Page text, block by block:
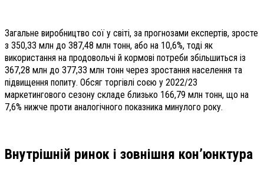
Загальне виробництво сої у світі, за прогнозами експертів, зросте
з 350,33 млн до 387,48 млн тонн, або на 10,6%, тоді як
використання на продовольчі й кормові потреби збільшиться із
367,28 млн до 377,33 млн тонн через зростання населення та
підвищення попиту. Обсяг торгівлі соєю у 2022/23
маркетингового сезону складе близько 166,79 млн тонн, що на
7,6% нижче проти аналогічного показника минулого року.
Внутрішній ринок і зовнішня кон’юнктура